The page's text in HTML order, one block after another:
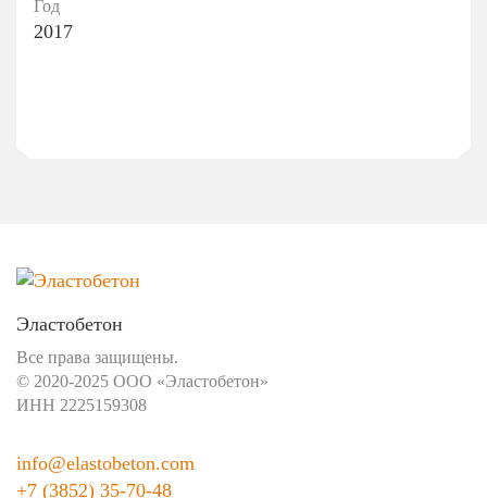
Год
2017
Эластобетон
Все права защищены.
© 2020-2025 ООО «Эластобетон»
ИНН 2225159308
info@elastobeton.com
+7 (3852) 35-70-48